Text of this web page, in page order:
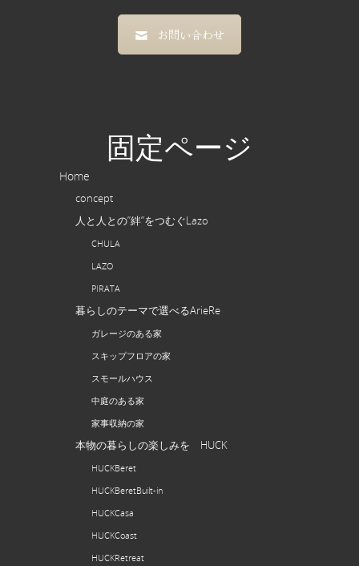
お問い合わせ
固定ページ
Home
concept
人と人との”絆”をつむぐLazo
CHULA
LAZO
PIRATA
暮らしのテーマで選べるArieRe
ガレージのある家
スキップフロアの家
スモールハウス
中庭のある家
家事収納の家
本物の暮らしの楽しみを HUCK
HUCKBeret
HUCKBeretBuilt-in
HUCKCasa
HUCKCoast
HUCKRetreat